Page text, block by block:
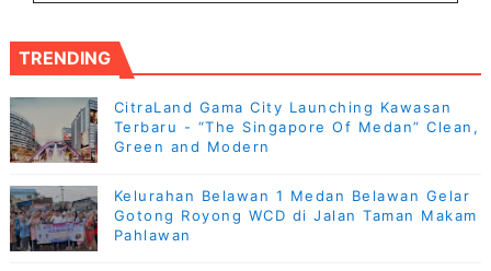
TRENDING
CitraLand Gama City Launching Kawasan
Terbaru - “The Singapore Of Medan” Clean,
Green and Modern
Kelurahan Belawan 1 Medan Belawan Gelar
Gotong Royong WCD di Jalan Taman Makam
Pahlawan